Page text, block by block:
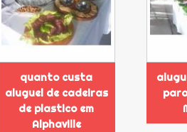
quanto custa
aluguel de cadeiras
de plastico em
Alphaville